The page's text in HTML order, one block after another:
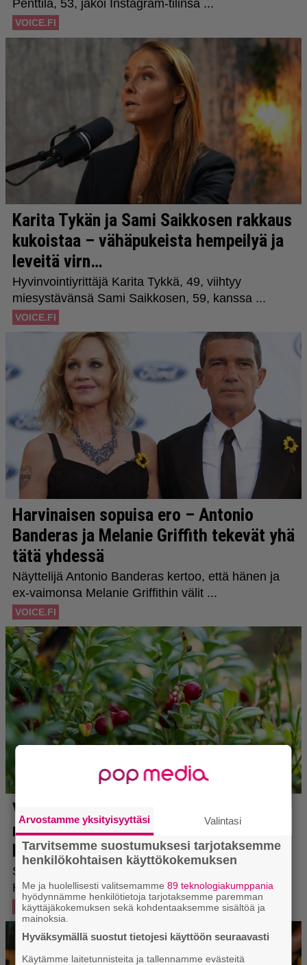
Arvostamme yksityisyyttäsi Valintasi
Tarvitsemme suostumuksesi tarjotaksemme
henkilökohtaisen käyttökokemuksen
Me ja huolellisesti valitsemamme89 teknologiakumppania
hyödynnämme henkilötietoja tarjotaksemme paremman
käyttäjäkokemuksen sekä kohdentaaksemme sisältöä ja
mainoksia.
Hyväksymällä suostut tietojesi käyttöön seuraavasti
Käytämme laitetunnisteita ja tallennamme evästeitä